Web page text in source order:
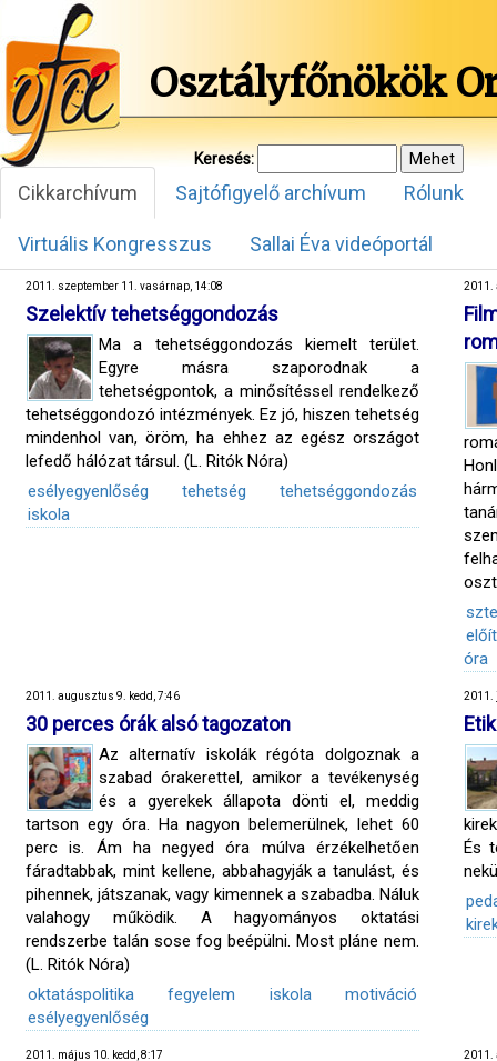
Osztályfőnökök
Keresés:
Cikkarchívum Sajtófigyelő archívum Rólunk
Virtuális Kongresszus Sallai Éva videóportál
2011. szeptember 11. vasárnap, 14:08
Szelektív tehetséggondozás
Ma a tehetséggondozás kiemelt terület.
Egyre másra szaporodnak a
tehetségpontok, a minősítéssel rendelkező
tehetséggondozó intézmények. Ez jó, hiszen tehetség
mindenhol van, öröm, ha ehhez az egész országot
lefedő hálózat társul. (L. Ritók Nóra)
esélyegyenlőség
tehetség
tehetséggondozás
iskola
2011.
óra
2011. augusztus 9. kedd, 7:46
30 perces órák alsó tagozaton
Az alternatív iskolák régóta dolgoznak a
szabad órakerettel, amikor a tevékenység
és a gyerekek állapota dönti el, meddig
tartson egy óra. Ha nagyon belemerülnek, lehet 60
perc is. Ám ha negyed óra múlva érzékelhetően
fáradtabbak, mint kellene, abbahagyják a tanulást, és
pihennek, játszanak, vagy kimennek a szabadba. Náluk
valahogy működik. A hagyományos oktatási
rendszerbe talán sose fog beépülni. Most pláne nem.
(L. Ritók Nóra)
oktatáspolitika
fegyelem iskola
motiváció
esélyegyenlőség
2011.
És
2011. május 10. kedd, 8:17 2011.